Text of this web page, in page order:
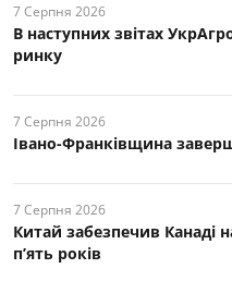
7 Серпня 2026
В наступних звітах
ринку
7 Серпня 2026
Івано-Франківщина
7 Серпня 2026
Китай забезпечив
п’ять років